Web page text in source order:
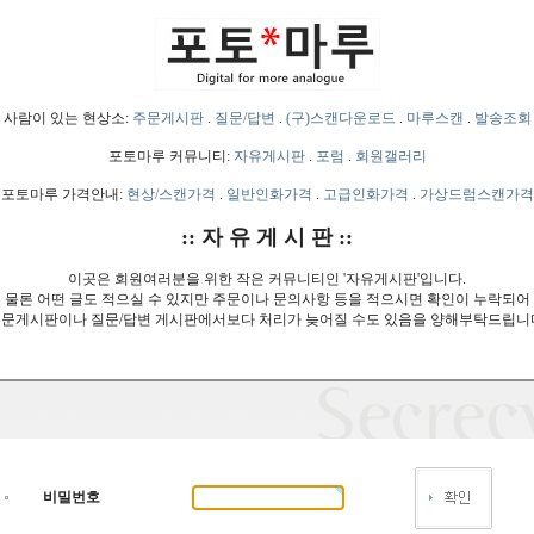
사람이 있는 현상소: 주문게시판. 질문/답변 . (구)스캔다운로드 . 마루스캔 . 발송조회
포토마루 커뮤니티: 자유게시판. 포럼 . 회원갤러리
포토마루 가격안내: 현상/스캔가격 . 일반인화가격 . 고급인화가격 . 가상드럼스캔가격
:: 자 유 게 시 판 ::
이곳은 회원여러분을 위한 작은 커뮤니티인 '자유게시판'입니다.
물론 어떤 글도 적으실 수 있지만 주문이나 문의사항 등을 적으시면 확인이 누락되어
게시판이나 질문/답변 게시판에서보다 처리가 늦어질 수도 있음을 양해부탁드립니
비밀번호